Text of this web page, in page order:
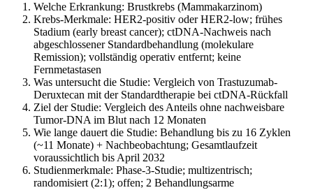
Welche Erkrankung: Brustkrebs (Mammakarzinom)
Krebs-Merkmale: HER2-positiv oder HER2-low; frühes
Stadium (early breast cancer); ctDNA-Nachweis nach
abgeschlossener Standardbehandlung (molekulare
Remission); vollständig operativ entfernt; keine
Fernmetastasen
Was untersucht die Studie: Vergleich von Trastuzumab-
Deruxtecan mit der Standardtherapie bei ctDNA-Rückfall
Ziel der Studie: Vergleich des Anteils ohne nachweisbare
Tumor-DNA im Blut nach 12 Monaten
Wie lange dauert die Studie: Behandlung bis zu 16 Zyklen
(~11 Monate) + Nachbeobachtung; Gesamtlaufzeit
voraussichtlich bis April 2032
Studienmerkmale: Phase-3-Studie; multizentrisch;
randomisiert (2:1); offen; 2 Behandlungsarme